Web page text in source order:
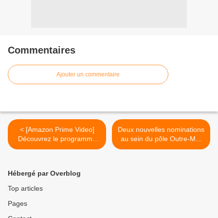
Commentaires
Ajouter un commentaire
< [Amazon Prime Video]
Découvrez le programme
des sorties de juin 2023 !
Deux nouvelles nominations
au sein du pôle Outre-Mer
de France Télévisions ! >
Hébergé par Overblog
Top articles
Pages